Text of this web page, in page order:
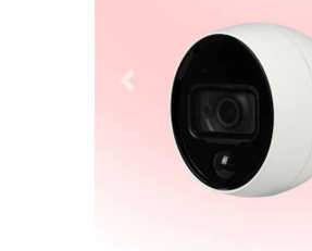
Previous